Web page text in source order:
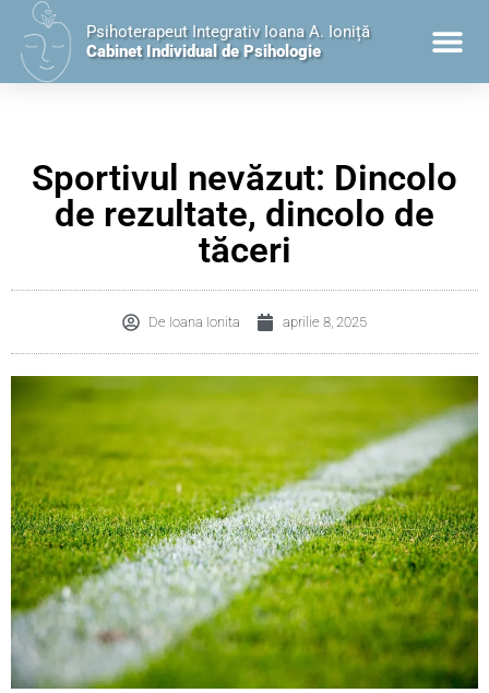
Psihoterapeut Integrativ Ioana A. Ioniță
Cabinet Individual de Psihologie
Sportivul nevăzut: Dincolo
de rezultate, dincolo de
tăceri
De Ioana Ionita aprilie 8, 2025